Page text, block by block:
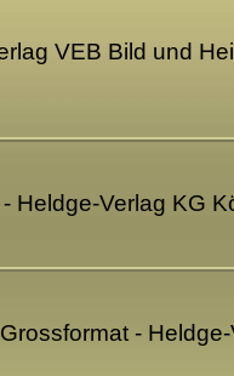
VEB Bild und
Heldge-Verlag KG
-